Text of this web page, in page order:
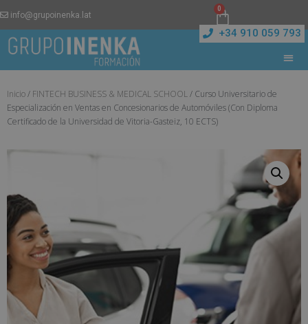
info@grupoinenka.lat
0
+34 910 059 793
Inicio/ FINTECH BUSINESS & MEDICAL SCHOOL/ Curso Universitario de
Especialización en Ventas en Concesionarios de Automóviles (Con Diploma
Certificado de la Universidad de Vitoria-Gasteiz, 10 ECTS)